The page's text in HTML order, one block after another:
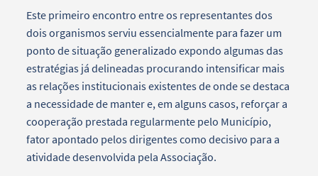
Este primeiro encontro entre os representantes dos
dois organismos serviu essencialmente para fazer um
ponto de situação generalizado expondo algumas das
estratégias já delineadas procurando intensificar mais
as relações institucionais existentes de onde se destaca
a necessidade de manter e, em alguns casos, reforçar a
cooperação prestada regularmente pelo Município,
fator apontado pelos dirigentes como decisivo para a
atividade desenvolvida pela Associação.